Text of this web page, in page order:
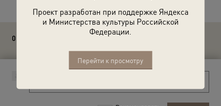
Проект разработан при поддержке Яндекса
и Министерства культуры Российской
Федерации.
Перейти к просмотру
0 комментариев